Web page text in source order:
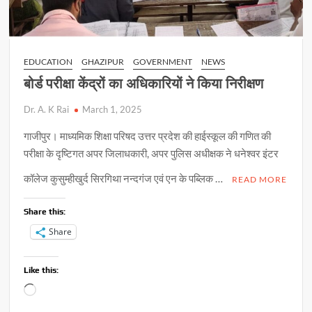
EDUCATION GHAZIPUR GOVERNMENT NEWS
बोर्ड परीक्षा केंद्रों का अधिकारियों ने किया निरीक्षण
Dr. A. K Rai March 1, 2025
गाजीपुर। माध्यमिक शिक्षा परिषद उत्तर प्रदेश की हाईस्कूल की गणित की
परीक्षा के दृष्टिगत अपर जिलाधकारी, अपर पुलिस अधीक्षक ने धनेश्वर इंटर
कॉलेज कुसुम्हीखुर्द सिरगिथा नन्दगंज एवं एन के पब्लिक …
READ MORE
Share this:
Share
Like this:
Loading…